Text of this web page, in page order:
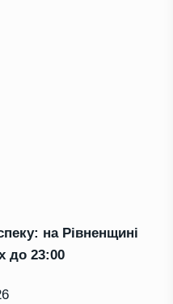
на Рівненщині
до 23:00